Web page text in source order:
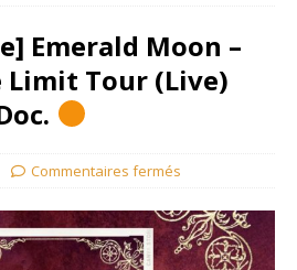
Emerald Moon –
Limit Tour (Live)
Commentaires fermés